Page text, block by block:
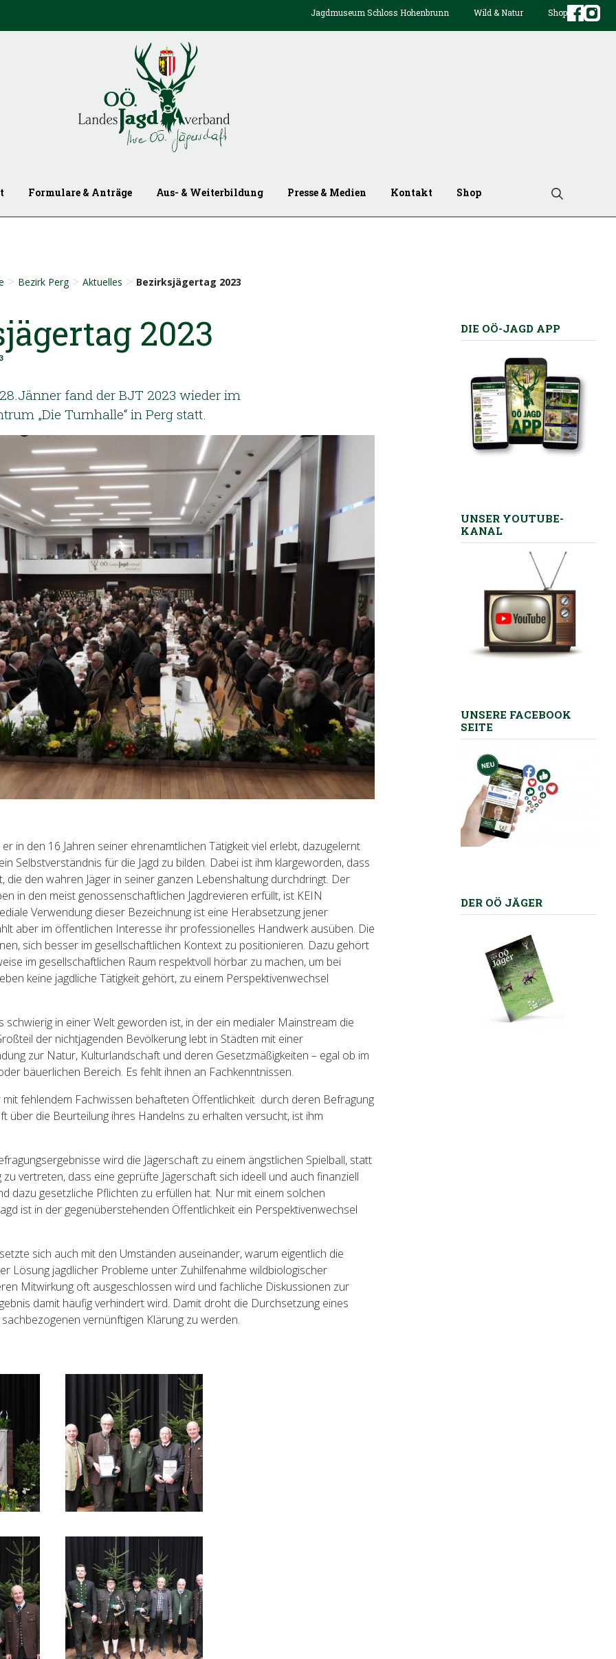
Jagdmuseum Schloss Hohenbrunn Wild & Natur Shop
Formulare & Anträge Aus- & Weiterbildung Presse & Medien Kontakt Shop
> Bezirk Perg > Aktuelles > Bezirksjägertag 2023
2023
fand der BJT 2023 wieder im
„Die Turnhalle“ in Perg statt.
in den 16 Jahren seiner ehrenamtlichen Tätigkeit viel erlebt, dazugelernt
Selbstverständnis für die Jagd zu bilden. Dabei ist ihm klargeworden, dass
die den wahren Jäger in seiner ganzen Lebenshaltung durchdringt. Der
in den meist genossenschaftlichen Jagdrevieren erfüllt, ist KEIN
Verwendung dieser Bezeichnung ist eine Herabsetzung jener
aber im öffentlichen Interesse ihr professionelles Handwerk ausüben. Die
sich besser im gesellschaftlichen Kontext zu positionieren. Dazu gehört
im gesellschaftlichen Raum respektvoll hörbar zu machen, um bei
keine jagdliche Tätigkeit gehört, zu einem Perspektivenwechsel
schwierig in einer Welt geworden ist, in der ein medialer Mainstream die
der nichtjagenden Bevölkerung lebt in Städten mit einer
zur Natur, Kulturlandschaft und deren Gesetzmäßigkeiten – egal ob im
bäuerlichen Bereich. Es fehlt ihnen an Fachkenntnissen.
mit fehlendem Fachwissen behafteten Öffentlichkeit durch deren Befragung
über die Beurteilung ihres Handelns zu erhalten versucht, ist ihm
wird die Jägerschaft zu einem ängstlichen Spielball, statt
vertreten, dass eine geprüfte Jägerschaft sich ideell und auch finanziell
dazu gesetzliche Pflichten zu erfüllen hat. Nur mit einem solchen
ist in der gegenüberstehenden Öffentlichkeit ein Perspektivenwechsel
sich auch mit den Umständen auseinander, warum eigentlich die
Lösung jagdlicher Probleme unter Zuhilfenahme wildbiologischer
Mitwirkung oft ausgeschlossen wird und fachliche Diskussionen zur
damit häufig verhindert wird. Damit droht die Durchsetzung eines
vernünftigen Klärung zu werden.
DIE OÖ-JAGD APP
UNSER YOUTUBE-
KANAL
UNSERE FACEBOOK
SEITE
DER OÖ JÄGER